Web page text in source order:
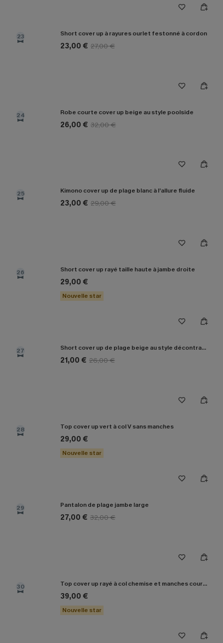
23 Short cover up à rayures ourlet festonné à cordon
23,00 € 27,00 €
24 Robe courte cover up beige au style poolside
26,00 € 32,00 €
25 Kimono cover up de plage blanc à l’allure fluide
23,00 € 29,00 €
26 Short cover up rayé taille haute à jambe droite
29,00 €
Nouvelle star
27 Short cover up de plage beige au style décontracté
21,00 € 26,00 €
28 Top cover up vert à col V sans manches
29,00 €
Nouvelle star
29 Pantalon de plage jambe large
27,00 € 32,00 €
30 Top cover up rayé à col chemise et manches courtes
39,00 €
Nouvelle star